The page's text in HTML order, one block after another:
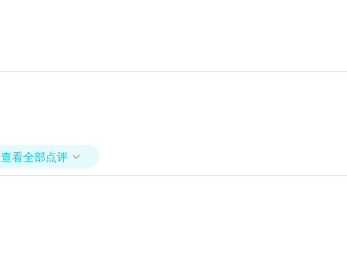
查看全部点评 